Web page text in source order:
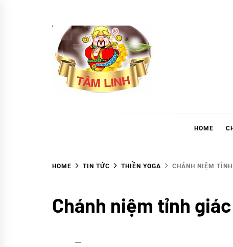
HOME
HOME TIN TỨC THIỀN YOGA CHÁNH NIỆM
Yoga
Chánh niệm tỉnh giác
admin